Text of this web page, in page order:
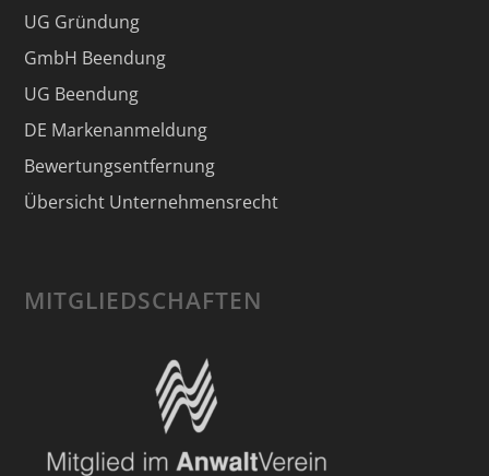
UG Gründung
GmbH Beendung
UG Beendung
DE Markenanmeldung
Bewertungsentfernung
Übersicht Unternehmensrecht
MITGLIEDSCHAFTEN